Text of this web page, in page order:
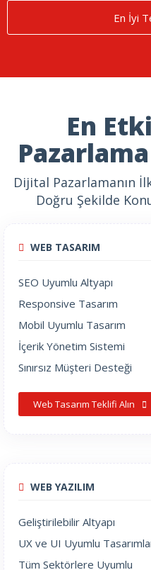
En İyi
En
Dijital Pazarlamanın
Doğru Şekilde
WEB TASARIM
SEO Uyumlu Altyapı
Responsive Tasarım
Mobil Uyumlu Tasarım
İçerik Yönetim Sistemi
Sınırsız Müşteri Desteği
Web Tasarım Teklifi Alın
WEB YAZILIM
Geliştirilebilir Altyapı
UX ve UI Uyumlu
Tüm Sektörlere Uyumlu